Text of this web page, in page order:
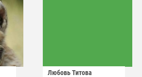
Любовь Титова